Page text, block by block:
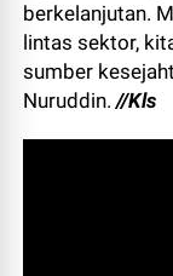
berkelanjutan.
lintas sektor,
sumber
Nuruddin.//Kls